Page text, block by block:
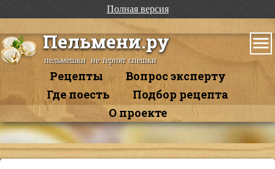
Полная версия
Пельмени.ру
пельмешки не терпят спешки
Рецепты
Вопрос эксперту
Где поесть
Подбор рецепта
О проекте